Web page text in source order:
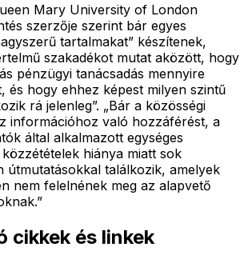
Mary University of London
szerzője szerint bár egyes
tartalmakat” készítenek,
szakadékot mutat aközött, hogy
pénzügyi tanácsadás mennyire
és hogy ehhez képest milyen szintű
rá jelenleg”. „Bár a közösségi
információhoz való hozzáférést, a
által alkalmazott egységes
hiánya miatt sok
útmutatásokkal találkozik, amelyek
nem felelnének meg az alapvető
cikkek és linkek